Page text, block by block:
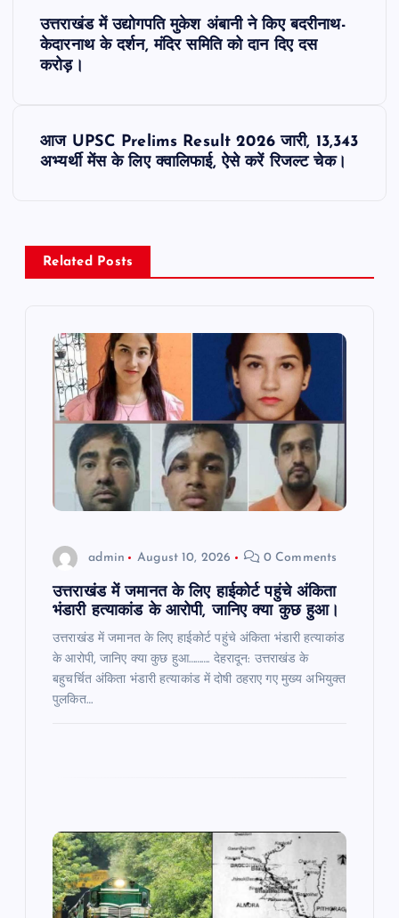
v
उत्तराखंड में उद्योगपति मुकेश अंबानी ने किए बदरीनाथ-
केदारनाथ के दर्शन, मंदिर समिति को दान दिए दस
करोड़।
आज UPSC Prelims Result 2026 जारी, 13,343
अभ्यर्थी मेंस के लिए क्वालिफाई, ऐसे करें रिजल्ट चेक।
Related Posts
admin August 10, 2026 0 Comments
उत्तराखंड में जमानत के लिए हाईकोर्ट पहुंचे अंकिता
भंडारी हत्याकांड के आरोपी, जानिए क्या कुछ हुआ।
उत्तराखंड में जमानत के लिए हाईकोर्ट पहुंचे अंकिता भंडारी हत्याकांड
के आरोपी, जानिए क्या कुछ हुआ………. देहरादून: उत्तराखंड के
बहुचर्चित अंकिता भंडारी हत्याकांड में दोषी ठहराए गए मुख्य अभियुक्त
पुलकित…